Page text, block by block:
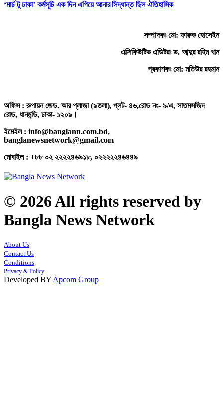
‘মার্চ টু ঢাকা’ কর্মসূচি এক দিন এগিয়ে আনার সিদ্ধান্ত ছিল ঐতিহাসিক
সম্পাদকঃ মো: ফারুক হোসেইন
এক্সিকিউটিভ এডিটরঃ ড. আব্দুর রহিম খান
প্রকাশকঃ মো: মতিউর রহমান
অফিস : রুপায়ন জেড. আর প্লাজা (৯তলা), প্লট- ৪৬,রোড নং- ৯/এ, সাতমসজিদ
রোড, ধানমন্ডি, ঢাকা- ১২০৯।
ইমেইল : info@banglann.com.bd,
banglanewsnetwork@gmail.com
মোবাইল : +৮৮ ০২ ২২২২৪৬৯১৮, ০২২২২২৪৬৪৪৯
© 2026 All rights reserved by
Bangla News Network
About Us
Contact Us
Conditions
Privacy & Policy
Developed BY Apcom Group